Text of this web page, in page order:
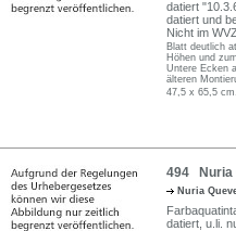
datiert
datiert und
Nicht im
Blatt deutlich
Höhen und
Untere Ecken
älteren
47,5 x 65,5 cm.
494 Nuria
Nuria
datiert, u.li.